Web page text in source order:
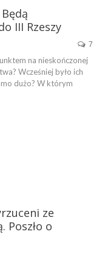
III Rzeszy
7
na nieskończonej
Wcześniej było ich
dużo? W którym
ze
Poszło o